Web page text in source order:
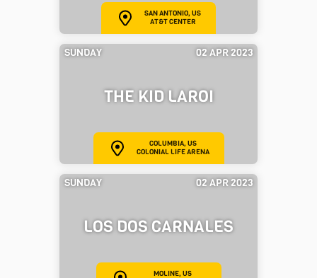
SAN ANTONIO, US
AT&T CENTER
SUNDAY 02 APR 2023
THE KID LAROI
COLUMBIA, US
COLONIAL LIFE ARENA
SUNDAY 02 APR 2023
LOS DOS CARNALES
MOLINE, US